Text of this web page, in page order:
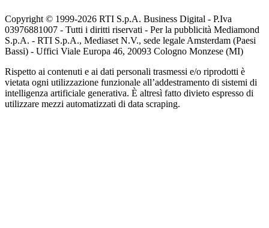
Copyright © 1999-2026 RTI S.p.A. Business Digital - P.Iva
03976881007 - Tutti i diritti riservati - Per la pubblicità Mediamond
S.p.A. - RTI S.p.A., Mediaset N.V., sede legale Amsterdam (Paesi
Bassi) - Uffici Viale Europa 46, 20093 Cologno Monzese (MI)
Rispetto ai contenuti e ai dati personali trasmessi e/o riprodotti è
vietata ogni utilizzazione funzionale all’addestramento di sistemi di
intelligenza artificiale generativa. È altresì fatto divieto espresso di
utilizzare mezzi automatizzati di data scraping.